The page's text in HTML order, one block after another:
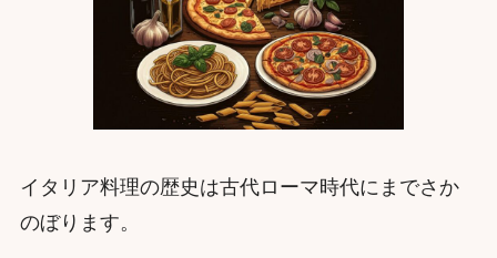
イタリア料理の歴史は古代ローマ時代にまでさか
のぼります。